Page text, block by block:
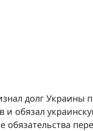
долг Украины
и обязал
обязательства